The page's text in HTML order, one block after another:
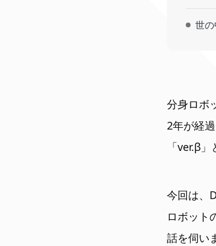
世
分身ロボ
2年が経
「ver.β
今回は、
ロボット
話を伺い